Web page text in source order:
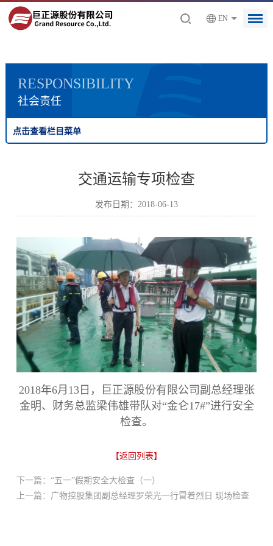
EN
RESPONSIBILITY
社会责任
点击查看栏目菜单
交通运输专项检查
发布日期：2018-06-13
2018年6月13日，巨正源股份有限公司副总经理张
金明、财务总监梁伟雄带队对“金仑17#”进行安全
检查。
【返回列表】
下一篇：“五一”假期安全大检查（一）
上一篇：广物控股集团副总经理罗荣光一行冒着烈日 现场检查